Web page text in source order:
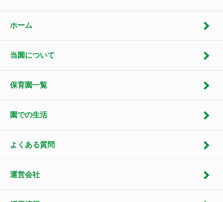
ホーム
当園について
保育園一覧
園での生活
よくある質問
運営会社